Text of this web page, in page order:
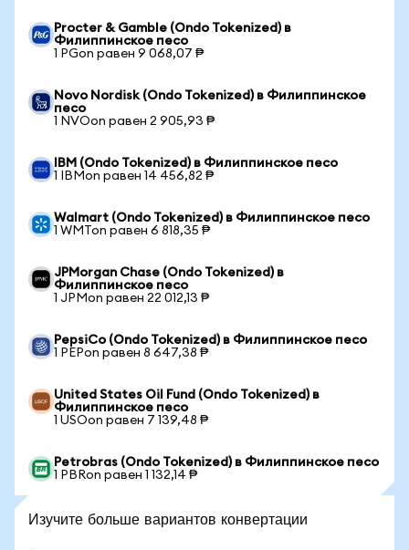
Procter & Gamble (Ondo Tokenized) в
Филиппинское песо
1 PGon равен 9 068,07 ₱
Novo Nordisk (Ondo Tokenized) в Филиппинское
песо
1 NVOon равен 2 905,93 ₱
IBM (Ondo Tokenized) в Филиппинское песо
1 IBMon равен 14 456,82 ₱
Walmart (Ondo Tokenized) в Филиппинское песо
1 WMTon равен 6 818,35 ₱
JPMorgan Chase (Ondo Tokenized) в
Филиппинское песо
1 JPMon равен 22 012,13 ₱
PepsiCo (Ondo Tokenized) в Филиппинское песо
1 PEPon равен 8 647,38 ₱
United States Oil Fund (Ondo Tokenized) в
Филиппинское песо
1 USOon равен 7 139,48 ₱
Petrobras (Ondo Tokenized) в Филиппинское песо
1 PBRon равен 1 132,14 ₱
Изучите больше вариантов конвертации